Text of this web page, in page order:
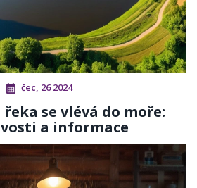
čec, 26 2024
řeka se vlévá do moře:
a informace